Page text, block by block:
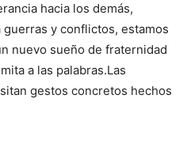
hacia los demás,
y conflictos, estamos
nuevo sueño de fraternidad
a las palabras.Las
gestos concretos hechos